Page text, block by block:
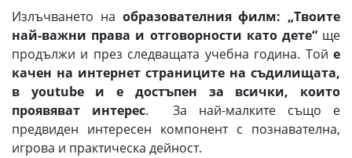
Излъчването на образователния филм: „Твоите
най-важни права и отговорности като дете“ще
продължи и през следващата учебна година. Той е
качен на интернет страниците на съдилищата,
в youtube и е достъпен за всички, които
проявяват интерес. За най-малките също е
предвиден интересен компонент с познавателна,
игрова и практическа дейност.